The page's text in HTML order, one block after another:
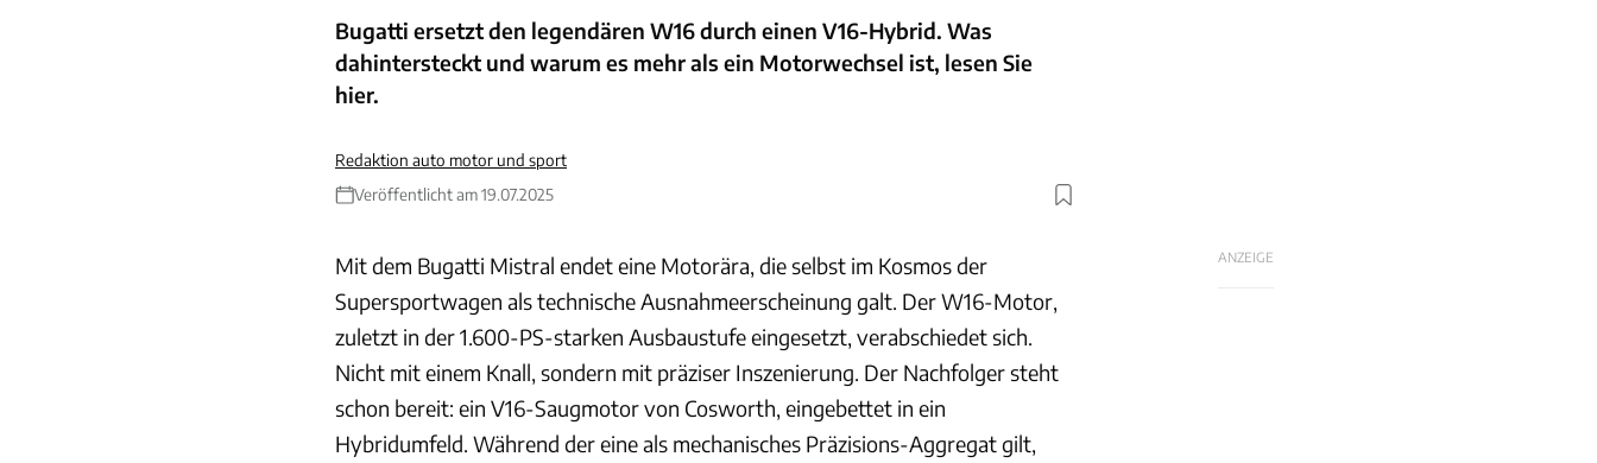
Bugatti ersetzt den legendären W16 durch einen V16-Hybrid. Was
dahintersteckt und warum es mehr als ein Motorwechsel ist, lesen Sie
hier.
Redaktion auto motor und sport
Veröffentlicht am 19.07.2025
ANZEIGE
Mit dem Bugatti Mistral endet eine Motorära, die selbst im Kosmos der
Supersportwagen als technische Ausnahmeerscheinung galt. Der W16-Motor,
zuletzt in der 1.600-PS-starken Ausbaustufe eingesetzt, verabschiedet sich.
Nicht mit einem Knall, sondern mit präziser Inszenierung. Der Nachfolger steht
schon bereit: ein V16-Saugmotor von Cosworth, eingebettet in ein
Hybridumfeld. Während der eine als mechanisches Präzisions-Aggregat gilt,